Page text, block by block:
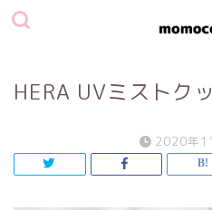
HERA UVミストク
2020年